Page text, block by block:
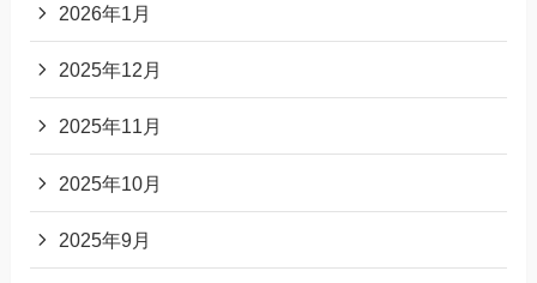
2026年1月
2025年12月
2025年11月
2025年10月
2025年9月